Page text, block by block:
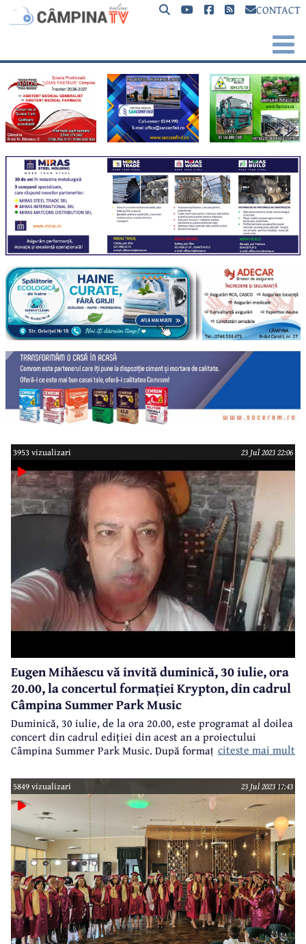
CONTACT
3953 vizualizari 23 Jul 2023 22:06
Eugen Mihăescu vă invită duminică, 30 iulie, ora
20.00, la concertul formației Krypton, din cadrul
Câmpina Summer Park Music
Duminică, 30 iulie, de la ora 20.00, este programat al doilea
concert din cadrul ediției din acest an a proiectului
Câmpina Summer Park Music. După formația
Taxi
, la finalul
formația Krypton.
citeste mai mult
5849 vizualizari 23 Jul 2023 17:43